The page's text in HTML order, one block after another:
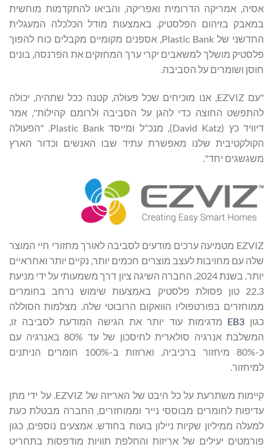
אסיה, אמריקה הדרומית ואפריקה, והביאו להתקדמות מוחשית
במאבק בזיהום הפלסטיק. באמצעות מודל הכלכלה המעגלית
החדשני של Plastic Bank, אספנים מקומיים מקבלים כוח להפוך
פלסטיק מושלך למשאבים יקרי ערך המחזקים את הפרנסה, בונים
חוסן ושומרים על הסביבה.
"עם EZVIZ, אנו מוכיחים שכל פעולה, קטנה ככל שתהיה, יכולה
להתפשט החוצה כדי להגן על הסביבה ולרומם קהילות", אמר
דיוויד כץ (David Katz), מנכ"ל ומייסד Plastic Bank. "הפעולה
הקולקטיבית שלנו מאפשרת עתיד שבו האנשים וכדור הארץ
משגשגים יחד".
EZVIZ מטמיעה ערכים מודעים לסביבה לאורך מחזורי חיי המוצר
שלה עם מחויבות לעצב מוצרים חכמים יותר, נקיים יותר ואחראיים
יותר. בשנת 2024, החברה השיגה ציון דרך משמעותי על ידי מניעת
22.3 טון פסולת פלסטיק באמצעות שימוש נרחב בחומרים
ממוחזרים בפורטפוליו הוואקום הרובוטי שלה. מצלמות הסוללה
כגון EB3 מדגימות עוד יותר את הגישה המודעת לסביבה זו,
המשלבת אנרגיה סולארית לחיסכון של עד 80% באנרגיה עם
כ-80% מיחזור ברכיביה, וארוזות ב-100% חומרים הניתנים
למיחזור.
קיימות משתרעת על כל היבט של האריזה של EZVIZ. על ידי מתן
עדיפות לחומרים מבוססי נייר וממוחזרים, החברה מבטלת כעת
למעלה ממיליון שקיות ניילון בועות בחודש. אמצעים נוספים, כגון
פורמטים יעילים של אריזות והחלפת תוויות מודפסות בתחריט